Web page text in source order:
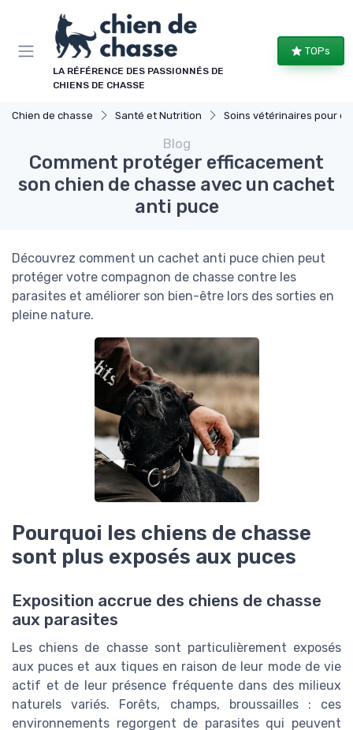
LA RÉFÉRENCE DES PASSIONNÉS DE
CHIENS DE CHASSE
TOPs
Chien de chasse Santé et Nutrition Soins vétérinaires pour chiens de chasse
Blog
Comment protéger efficacement
son chien de chasse avec un cachet
anti puce
Découvrez comment un cachet anti puce chien peut
protéger votre compagnon de chasse contre les
parasites et améliorer son bien-être lors des sorties en
pleine nature.
Pourquoi les chiens de chasse
sont plus exposés aux puces
Exposition accrue des chiens de chasse
aux parasites
Les chiens de chasse sont particulièrement exposés
aux puces et aux tiques en raison de leur mode de vie
actif et de leur présence fréquente dans des milieux
naturels variés. Forêts, champs, broussailles : ces
environnements regorgent de parasites qui peuvent
Panneau de gestion des cookies